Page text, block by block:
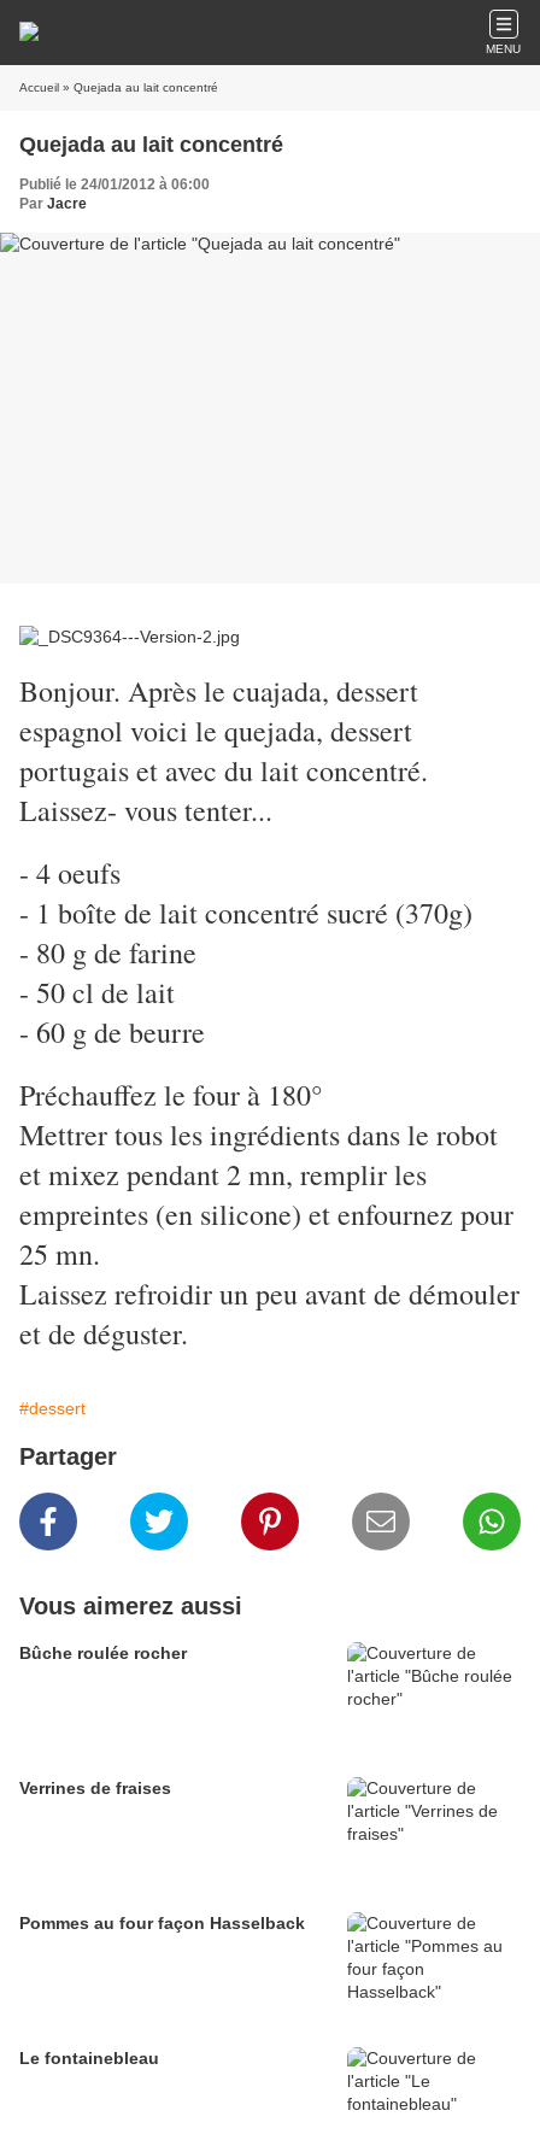
MENU
Accueil » Quejada au lait concentré
Quejada au lait concentré
Publié le 24/01/2012 à 06:00
Par Jacre
Bonjour. Après le cuajada, dessert
espagnol voici le quejada, dessert
portugais et avec du lait concentré.
Laissez- vous tenter...
- 4 oeufs
- 1 boîte de lait concentré sucré (370g)
- 80 g de farine
- 50 cl de lait
- 60 g de beurre
Préchauffez le four à 180°
Mettrer tous les ingrédients dans le robot
et mixez pendant 2 mn, remplir les
empreintes (en silicone) et enfournez pour
25 mn.
Laissez refroidir un peu avant de démouler
et de déguster.
#dessert
Partager
Vous aimerez aussi
Bûche roulée rocher
Verrines de fraises
Pommes au four façon Hasselback
Le fontainebleau